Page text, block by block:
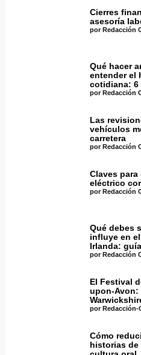
Cierres
asesoría
por Redacción
Qué hacer
entender el
cotidiana:
por Redacción
Las
vehículos
carretera
por Redacción
Claves
eléctrico
por Redacción
Qué debes
influye en
Irlanda:
por Redacción
El Festival
upon-Avon:
por Redacción-
Cómo
historias de